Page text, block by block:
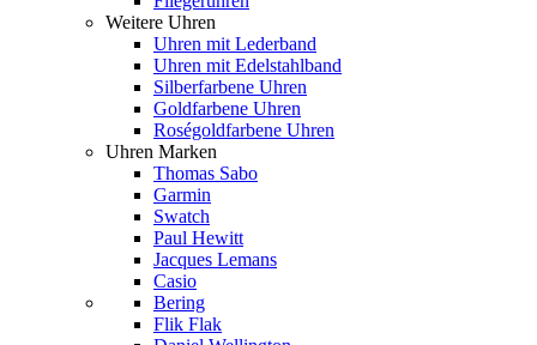
Weitere Uhren
Uhren mit Lederband
Uhren mit Edelstahlband
Silberfarbene Uhren
Goldfarbene Uhren
Roségoldfarbene Uhren
Uhren Marken
Thomas Sabo
Garmin
Swatch
Paul Hewitt
Jacques Lemans
Casio
Bering
Flik Flak